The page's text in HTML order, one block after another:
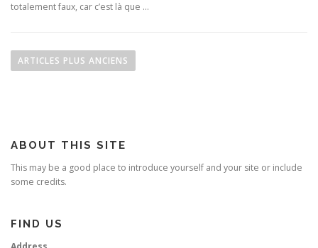
totalement faux, car c’est là que …
a
t
i
o
d
e
ARTICLES PLUS ANCIENS
ABOUT THIS SITE
This may be a good place to introduce yourself and your site or include
some credits.
FIND US